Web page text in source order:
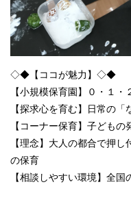
◇◆【ココが魅力】◇◆
【小規模保育園】０・１
【探求心を育む】日常の
【コーナー保育】子ども
【理念】大人の都合で押し
の保育
【相談しやすい環境】全